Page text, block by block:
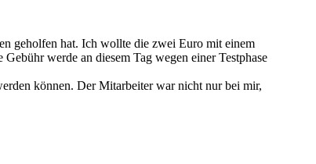
geholfen hat. Ich wollte die zwei Euro mit einem
werde an diesem Tag wegen einer Testphase
können. Der Mitarbeiter war nicht nur bei mir,